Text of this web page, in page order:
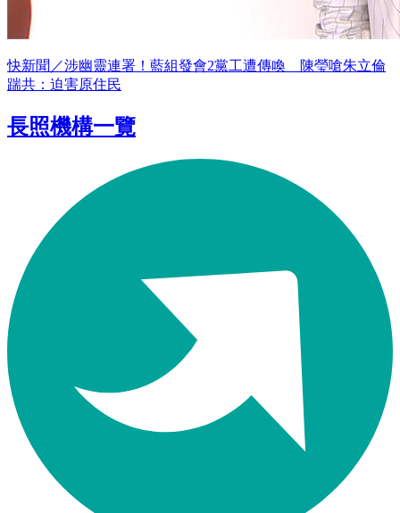
快新聞／涉幽靈連署！藍組發會2黨工遭傳喚 陳瑩嗆朱立倫
踹共：迫害原住民
長照機構一覽